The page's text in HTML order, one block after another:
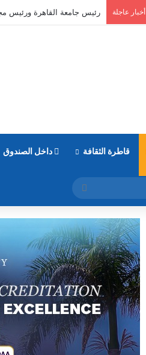
أخبار عاجلة التعليم العالي: طلاب المرحلة الأولى
قاطرة الثقافة داخل الصندوق
بحث
عن